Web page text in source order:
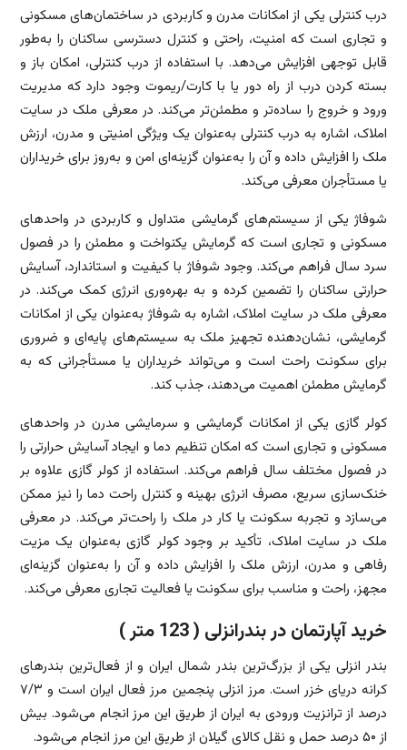
درب کنترلی یکی از امکانات مدرن و کاربردی در ساختمان‌های مسکونی
و تجاری است که امنیت، راحتی و کنترل دسترسی ساکنان را به‌طور
قابل توجهی افزایش می‌دهد. با استفاده از درب کنترلی، امکان باز و
بسته کردن درب از راه دور یا با کارت/ریموت وجود دارد که مدیریت
ورود و خروج را ساده‌تر و مطمئن‌تر می‌کند. در معرفی ملک در سایت
املاک، اشاره به درب کنترلی به‌عنوان یک ویژگی امنیتی و مدرن، ارزش
ملک را افزایش داده و آن را به‌عنوان گزینه‌ای امن و به‌روز برای خریداران
یا مستأجران معرفی می‌کند.
شوفاژ یکی از سیستم‌های گرمایشی متداول و کاربردی در واحدهای
مسکونی و تجاری است که گرمایش یکنواخت و مطمئن را در فصول
سرد سال فراهم می‌کند. وجود شوفاژ با کیفیت و استاندارد، آسایش
حرارتی ساکنان را تضمین کرده و به بهره‌وری انرژی کمک می‌کند. در
معرفی ملک در سایت املاک، اشاره به شوفاژ به‌عنوان یکی از امکانات
گرمایشی، نشان‌دهنده تجهیز ملک به سیستم‌های پایه‌ای و ضروری
برای سکونت راحت است و می‌تواند خریداران یا مستأجرانی که به
گرمایش مطمئن اهمیت می‌دهند، جذب کند.
کولر گازی یکی از امکانات گرمایشی و سرمایشی مدرن در واحدهای
مسکونی و تجاری است که امکان تنظیم دما و ایجاد آسایش حرارتی را
در فصول مختلف سال فراهم می‌کند. استفاده از کولر گازی علاوه بر
خنک‌سازی سریع، مصرف انرژی بهینه و کنترل راحت دما را نیز ممکن
می‌سازد و تجربه سکونت یا کار در ملک را راحت‌تر می‌کند. در معرفی
ملک در سایت املاک، تأکید بر وجود کولر گازی به‌عنوان یک مزیت
رفاهی و مدرن، ارزش ملک را افزایش داده و آن را به‌عنوان گزینه‌ای
مجهز، راحت و مناسب برای سکونت یا فعالیت تجاری معرفی می‌کند.
خرید آپارتمان در بندرانزلی ( 123 متر )
بندر انزلی یکی از بزرگ‌ترین بندر شمال ایران و از فعال‌ترین بندرهای
کرانه دریای خزر است. مرز انزلی پنجمین مرز فعال ایران است و ۷/۳
درصد از ترانزیت ورودی به ایران از طریق این مرز انجام می‌شود. بیش
از ۵۰ درصد حمل و نقل کالای گیلان از طریق این مرز انجام می‌شود.